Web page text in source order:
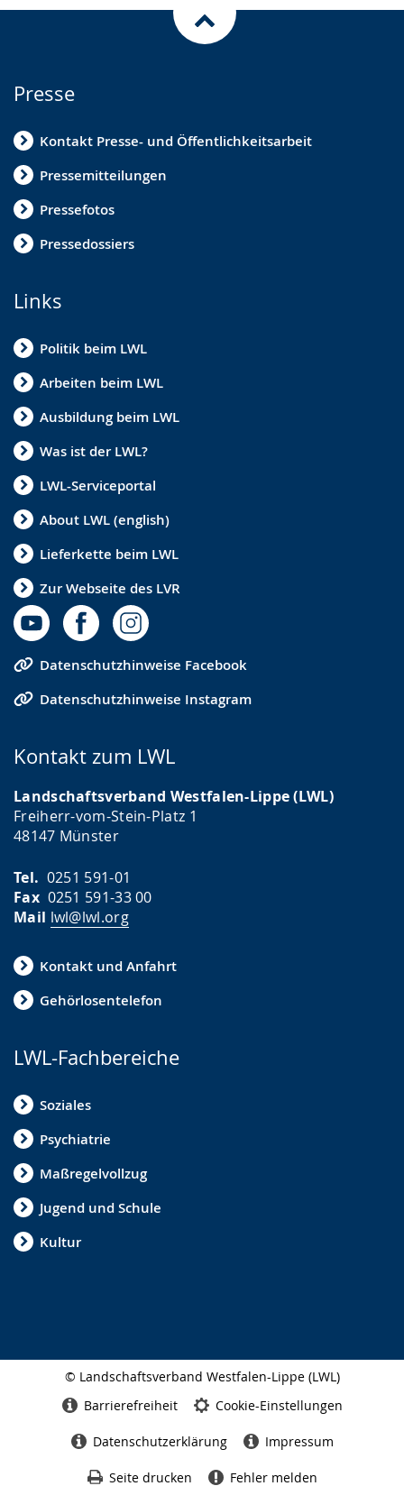
Presse
Kontakt Presse- und Öffentlichkeitsarbeit
Pressemitteilungen
Pressefotos
Pressedossiers
Links
Politik beim LWL
Arbeiten beim LWL
Ausbildung beim LWL
Was ist der LWL?
LWL-Serviceportal
About LWL (english)
Lieferkette beim LWL
Zur Webseite des LVR
Datenschutzhinweise Facebook
Datenschutzhinweise Instagram
Kontakt zum LWL
Landschaftsverband Westfalen-Lippe (LWL)
Freiherr-vom-Stein-Platz 1
48147 Münster
Tel. 0251 591-01
Fax0251 591-33 00
Mail lwl@lwl.org
Kontakt und Anfahrt
Gehörlosentelefon
LWL-Fachbereiche
Soziales
Psychiatrie
Maßregelvollzug
Jugend und Schule
Kultur
© Landschaftsverband Westfalen-Lippe (LWL)
Barrierefreiheit Cookie-Einstellungen
Datenschutzerklärung Impressum
Seite drucken Fehler melden